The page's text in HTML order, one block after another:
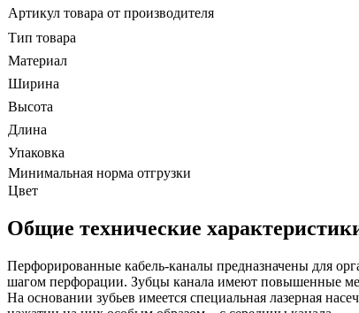
Артикул товара от производителя
Тип товара
Материал
Ширина
Высота
Длина
Упаковка
Минимальная норма отгрузки
Цвет
Общие технические
Перфорированные кабель-каналы предназначены для
шагом перфорации. Зубцы канала имеют повышенные
На основании зубьев имеется специальная лазерная